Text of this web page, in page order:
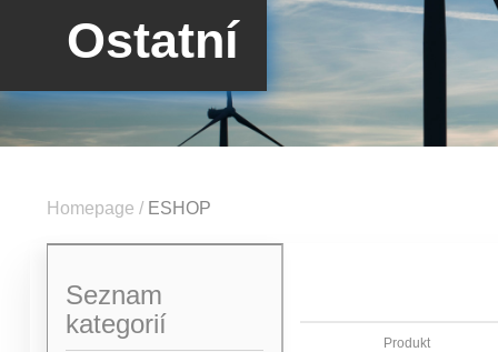
Ostatní
Homepage / ESHOP
Seznam
kategorií
Produkt